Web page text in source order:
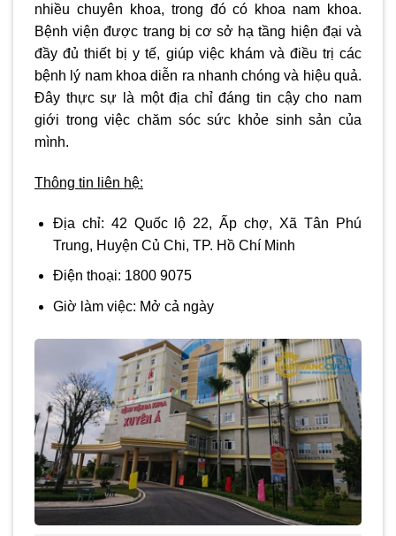
nhiều chuyên khoa, trong đó có khoa nam khoa.
Bệnh viện được trang bị cơ sở hạ tầng hiện đại và
đầy đủ thiết bị y tế, giúp việc khám và điều trị các
bệnh lý nam khoa diễn ra nhanh chóng và hiệu quả.
Đây thực sự là một địa chỉ đáng tin cậy cho nam
giới trong việc chăm sóc sức khỏe sinh sản của
mình.
Thông tin liên hệ:
Địa chỉ: 42 Quốc lộ 22, Ấp chợ, Xã Tân Phú
Trung, Huyện Củ Chi, TP. Hồ Chí Minh
Điện thoại: 1800 9075
Giờ làm việc: Mở cả ngày